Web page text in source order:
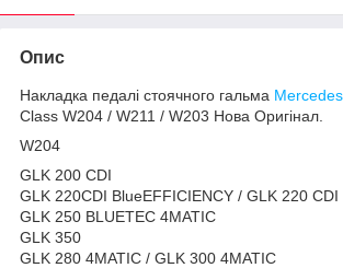
Опис
Накладка педалі стоячного гальма
Class W204 / W211 / W203 Нова Оригінал.
W204
GLK 200 CDI
GLK 220CDI BlueEFFICIENCY / GLK 220 CDI
GLK 250 BLUETEC 4MATIC
GLK 350
GLK 280 4MATIC / GLK 300 4MATIC